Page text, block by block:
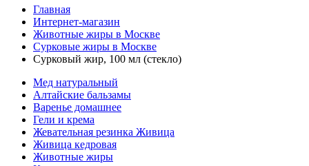
Главная
Интернет-магазин
Животные жиры в Москве
Сурковые жиры в Москве
Сурковый жир, 100 мл (стекло)
Мед натуральный
Алтайские бальзамы
Варенье домашнее
Гели и крема
Жевательная резинка Живица
Живица кедровая
Животные жиры